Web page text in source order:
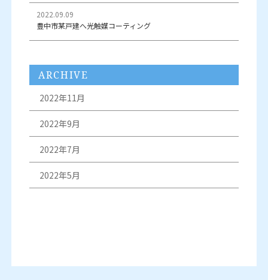
2022.09.09
豊中市某戸建へ光触媒コーティング
ARCHIVE
2022年11月
2022年9月
2022年7月
2022年5月